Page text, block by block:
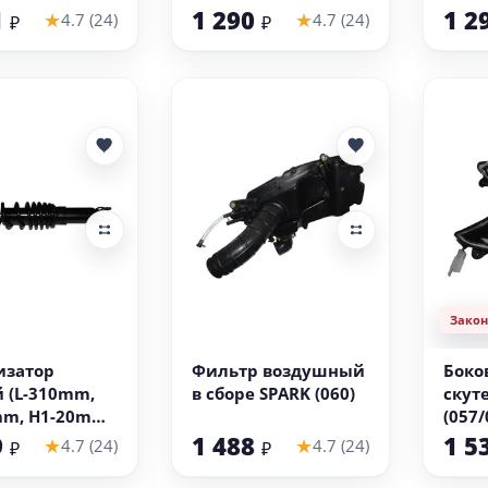
₽ ★4.7 (24) 1 290 ₽ ★4.7 (24) 1
(L-310mm,
H1-20mm,
H2-20mm)
₽ ★4.7 (24)
Фильтр воздушный
в сборе SPARK (060)
1 488 ₽ ★4.7 (24) 1